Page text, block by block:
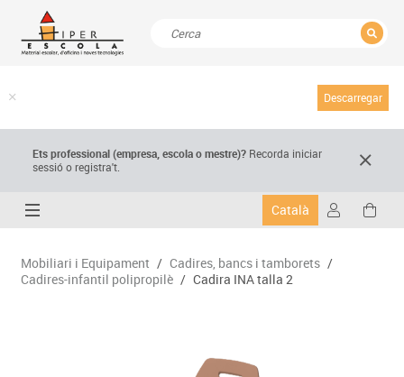
Descarregar
Ets professional (empresa,escola o mestre)? Recorda iniciar
sessió o registra't.
Català
Mobiliari i Equipament / Cadires, bancs i tamborets /
Cadires-infantil polipropilè / Cadira INA talla 2